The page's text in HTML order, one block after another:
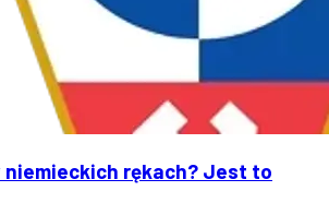
niemieckich rękach? Jest to